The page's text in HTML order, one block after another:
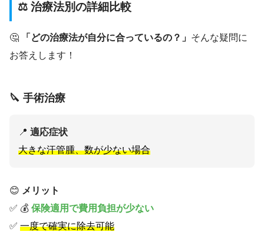
⚖️ 治療法別の詳細比較
🤔 「どの治療法が自分に合っているの？」 そんな疑問に
お答えします！
🔪 手術治療
📍 適応症状
大きな汗管腫、数が少ない場合
😊 メリット
✅ 💰 保険適用で費用負担が少ない
✅ 一度で確実に除去可能